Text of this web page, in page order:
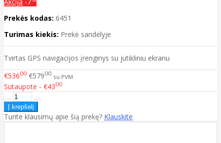
Prekės kodas: 6451
Turimas kiekis: Prekė sandėlyje
Tvirtas GPS navigacijos įrenginys su jutikliniu ekranu
€53600 €57900 su PVM
Sutaupote - €4300
Turite klausimų apie šią prekę? Klauskite